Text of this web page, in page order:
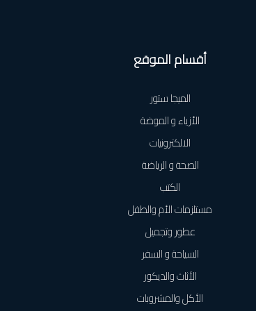
أقسام الموقع
الميجا ستور
الأزياء و الموضة
الالكترونيات
الصحة و الرياضة
الكتب
مستلزمات الأم والطفل
عطور وتجميل
السياحة و السفر
الأثاث والديكور
الأكل والمشروبات